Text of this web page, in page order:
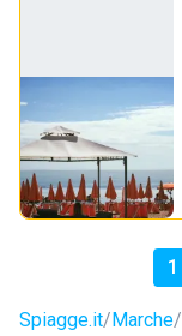
1
Spiagge.it Marche